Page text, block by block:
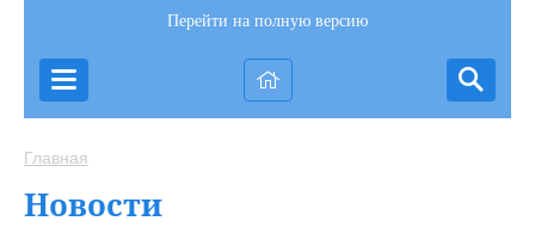
Перейти на полную версию
Главная
Новости